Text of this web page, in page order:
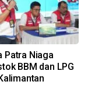
Patra Niaga
BBM dan LPG